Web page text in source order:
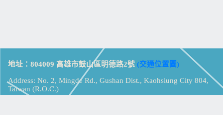
地址：804009 高雄市鼓山區明德路2號 (交通位置圖)
Address: No. 2, Mingde Rd., Gushan Dist., Kaohsiung City 804,
Taiwan (R.O.C.)